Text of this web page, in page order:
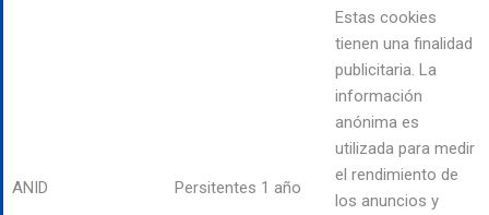
ANID Persitentes 1 año
Estas cookies
tienen una finalidad
publicitaria. La
información
anónima es
utilizada para medir
el rendimiento de
los anuncios y